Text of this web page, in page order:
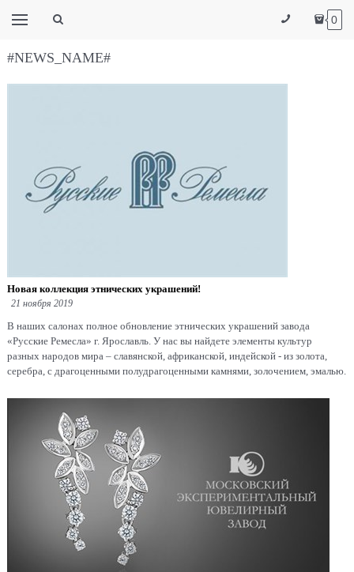
0
#NEWS_NAME#
Новая коллекция этнических украшений!
21 ноября 2019
В наших салонах полное обновление этнических украшений завода
«Русские Ремесла» г. Ярославль. У нас вы найдете элементы культур
разных народов мира – славянской, африканской, индейской - из золота,
серебра, с драгоценными полудрагоценными камнями, золочением, эмалью.